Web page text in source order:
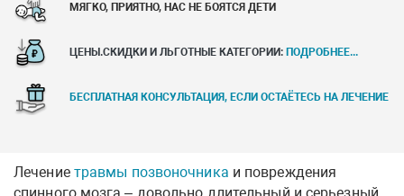
МЯГКО, ПРИЯТНО, НАС НЕ БОЯТСЯ ДЕТИ
ЦЕНЫ.СКИДКИ И ЛЬГОТНЫЕ КАТЕГОРИИ: ПОДРОБНЕЕ...
БЕСПЛАТНАЯ КОНСУЛЬТАЦИЯ, ЕСЛИ ОСТАЁТЕСЬ НА ЛЕЧЕНИЕ
Лечение травмы позвоночника и повреждения